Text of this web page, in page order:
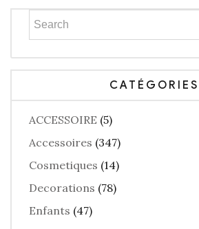
CATÉGORIES
ACCESSOIRE (5)
Accessoires (347)
Cosmetiques (14)
Decorations (78)
Enfants (47)